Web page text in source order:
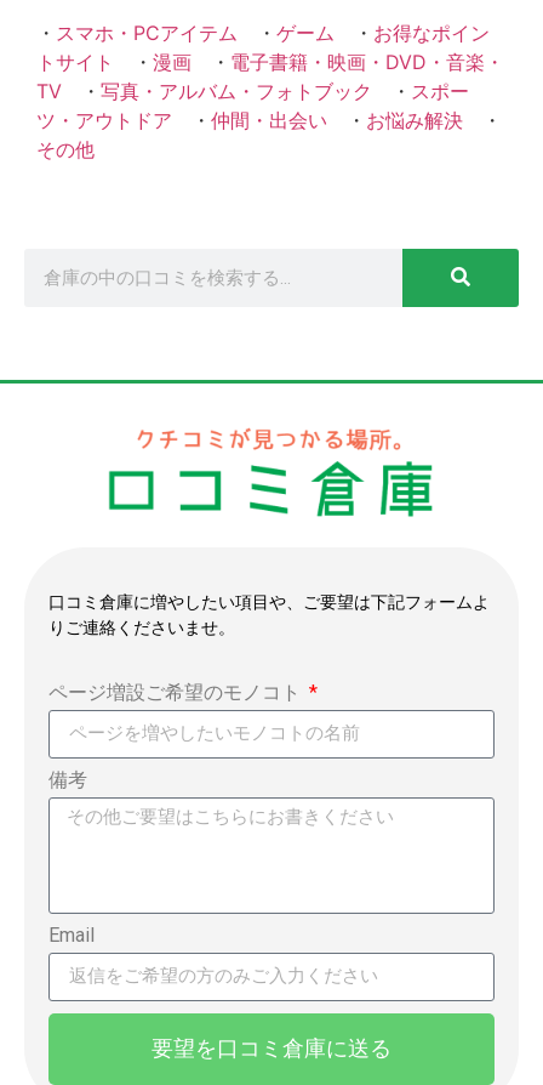
・ スマホ・PCアイテム ・ ゲーム ・ お得なポイン
トサイト
・ 漫画 ・ 電子書籍・映画・DVD・音楽・
TV ・ 写真・アルバム・フォトブック ・ スポー
ツ・アウトドア ・ 仲間・出会い ・ お悩み解決 ・
その他
口コミ倉庫に増やしたい項目や、ご要望は下記フォームよ
りご連絡くださいませ。
ページ増設ご希望のモノコト
備考
Email
要望を口コミ倉庫に送る